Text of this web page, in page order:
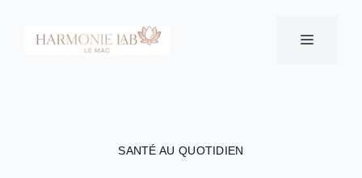
contenu
MENU
SANTÉ AU QUOTIDIEN